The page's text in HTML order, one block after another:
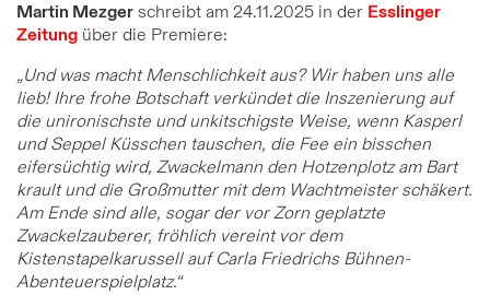
Martin Mezgerschreibt am 24.11.2025 in der Esslinger
Zeitung über die Premiere:
„Und was macht Menschlichkeit aus? Wir haben uns alle
lieb! Ihre frohe Botschaft verkündet die Inszenierung auf
die unironischste und unkitschigste Weise, wenn Kasperl
und Seppel Küsschen tauschen, die Fee ein bisschen
eifersüchtig wird, Zwackelmann den Hotzenplotz am Bart
krault und die Großmutter mit dem Wachtmeister schäkert.
Am Ende sind alle, sogar der vor Zorn geplatzte
Zwackelzauberer, fröhlich vereint vor dem
Kistenstapelkarussell auf Carla Friedrichs Bühnen-
Abenteuerspielplatz.“